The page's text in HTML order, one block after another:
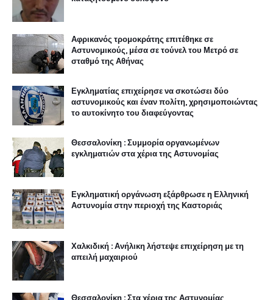
Αφρικανός τρομοκράτης επιτέθηκε σε
Αστυνομικούς, μέσα σε τούνελ του Μετρό σε
σταθμό της Αθήνας
Εγκληματίας επιχείρησε να σκοτώσει δύο
αστυνομικούς και έναν πολίτη, χρησιμοποιώντας
το αυτοκίνητο του διαφεύγοντας
Θεσσαλονίκη : Συμμορία οργανωμένων
εγκληματιών στα χέρια της Αστυνομίας
Εγκληματική οργάνωση εξάρθρωσε η Ελληνική
Αστυνομία στην περιοχή της Καστοριάς
Χαλκιδική : Ανήλικη λήστεψε επιχείρηση με τη
απειλή μαχαιριού